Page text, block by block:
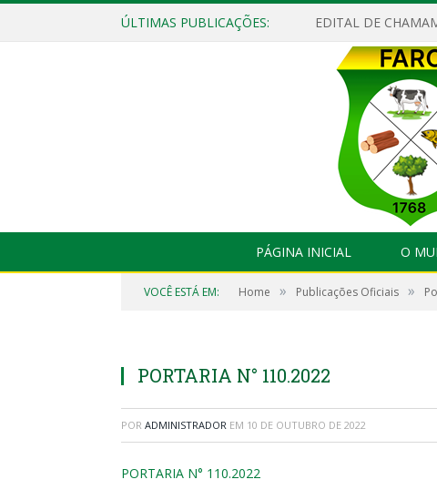
ÚLTIMAS PUBLICAÇÕES: EDITAL DE
PÁGINA INICIAL O
VOCÊ ESTÁ EM: Home » Publicações Oficiais »
PORTARIA N° 110.2022
POR ADMINISTRADOR EM 10 DE OUTUBRO DE 2022
PORTARIA N° 110.2022